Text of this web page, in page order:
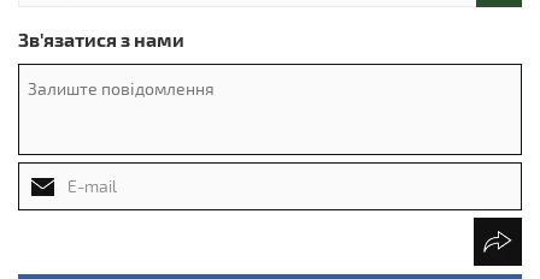
Зв'язатися з нами